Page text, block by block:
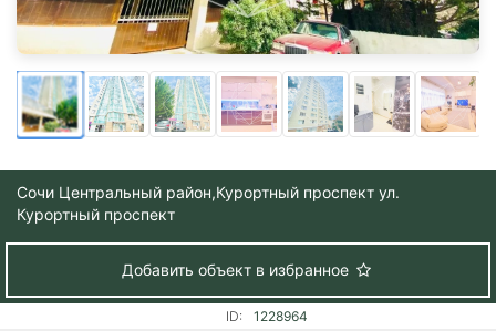
Сочи Центральный район,Курортный проспект ул.
Курортный проспект
Добавить объект в избранное
ID:
1228964